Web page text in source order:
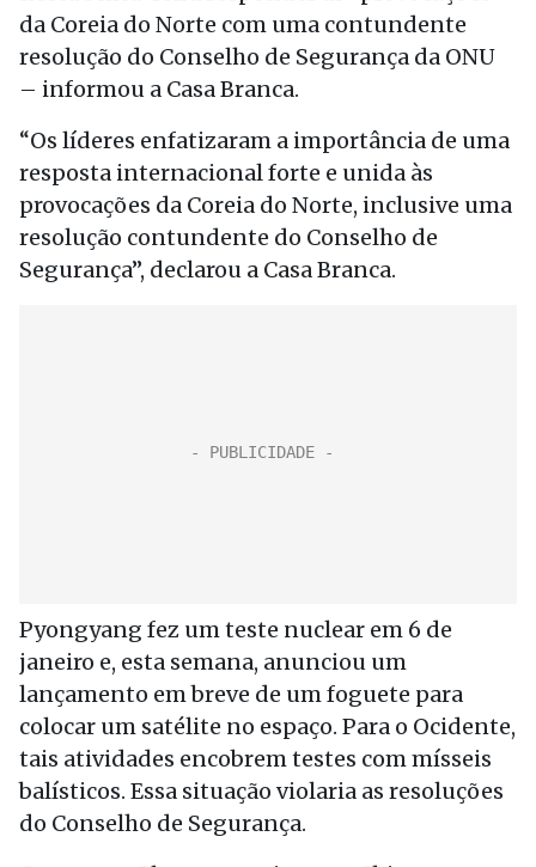
da Coreia do Norte com uma contundente
resolução do Conselho de Segurança da ONU
– informou a Casa Branca.
“Os líderes enfatizaram a importância de uma
resposta internacional forte e unida às
provocações da Coreia do Norte, inclusive uma
resolução contundente do Conselho de
Segurança”, declarou a Casa Branca.
Pyongyang fez um teste nuclear em 6 de
janeiro e, esta semana, anunciou um
lançamento em breve de um foguete para
colocar um satélite no espaço. Para o Ocidente,
tais atividades encobrem testes com mísseis
balísticos. Essa situação violaria as resoluções
do Conselho de Segurança.